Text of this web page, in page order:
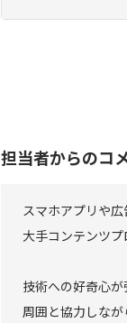
担当者からのコ
スマホアプリや
大手コンテンツプ
技術への好奇心が
周囲と協力しな